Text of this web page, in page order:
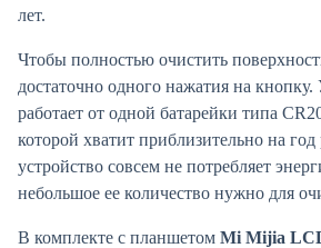
лет.
Чтобы полностью очистить
достаточно одного нажатия на кнопку.
работает от одной батарейки типа
которой хватит приблизительно на
устройство совсем не потребляет
небольшое ее количество нужно для
В комплекте с планшетом Mi Mijia